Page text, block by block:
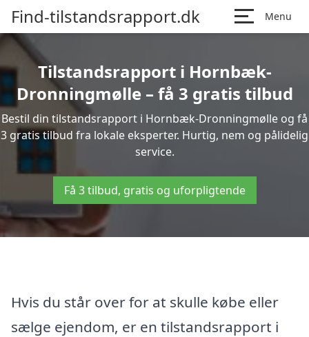
Find-tilstandsrapport.dk Menu
Tilstandsrapport i Hornbæk-
Dronningmølle – få 3 gratis tilbud
Bestil din tilstandsrapport i Hornbæk-Dronningmølle og få
3 gratis tilbud fra lokale eksperter. Hurtig, nem og pålidelig
service.
Få 3 tilbud, gratis og uforpligtende
Hvis du står over for at skulle købe eller
sælge ejendom, er en tilstandsrapport i